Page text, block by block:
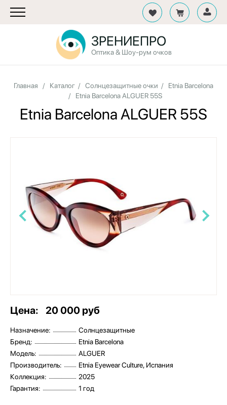
ЗРЕНИЕПРО
Оптика & Шоу-рум очков
Главная / Каталог / Солнцезащитные очки /
Etnia Barcelona
/Etnia Barcelona ALGUER 55S
Etnia Barcelona ALGUER 55S
Цена: 20 000 руб
Назначение:
Солнцезащитные
Бренд:
Etnia Barcelona
Модель:
ALGUER
Производитель:
Etnia Eyewear Culture, Испания
Коллекция:
2025
Гарантия:
1 год